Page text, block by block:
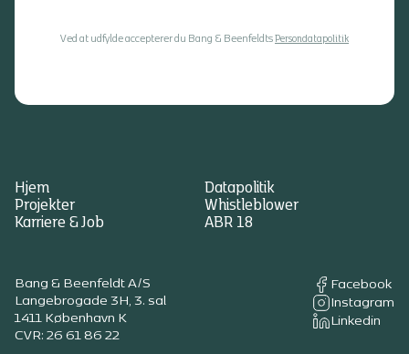
Ved at udfylde accepterer du Bang & Beenfeldts Persondatapolitik
Hjem
Datapolitik
Projekter
Whistleblower
Karriere & Job
ABR 18
Bang & Beenfeldt A/S
Langebrogade 3H, 3. sal
1411 København K
CVR: 26 61 86 22
Facebook
Instagram
Linkedin